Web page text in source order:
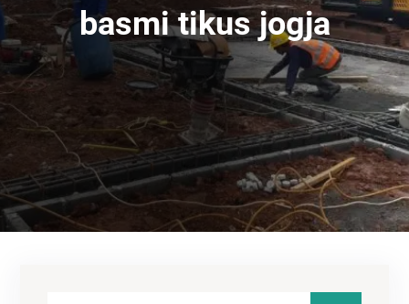
basmi tikus jogja